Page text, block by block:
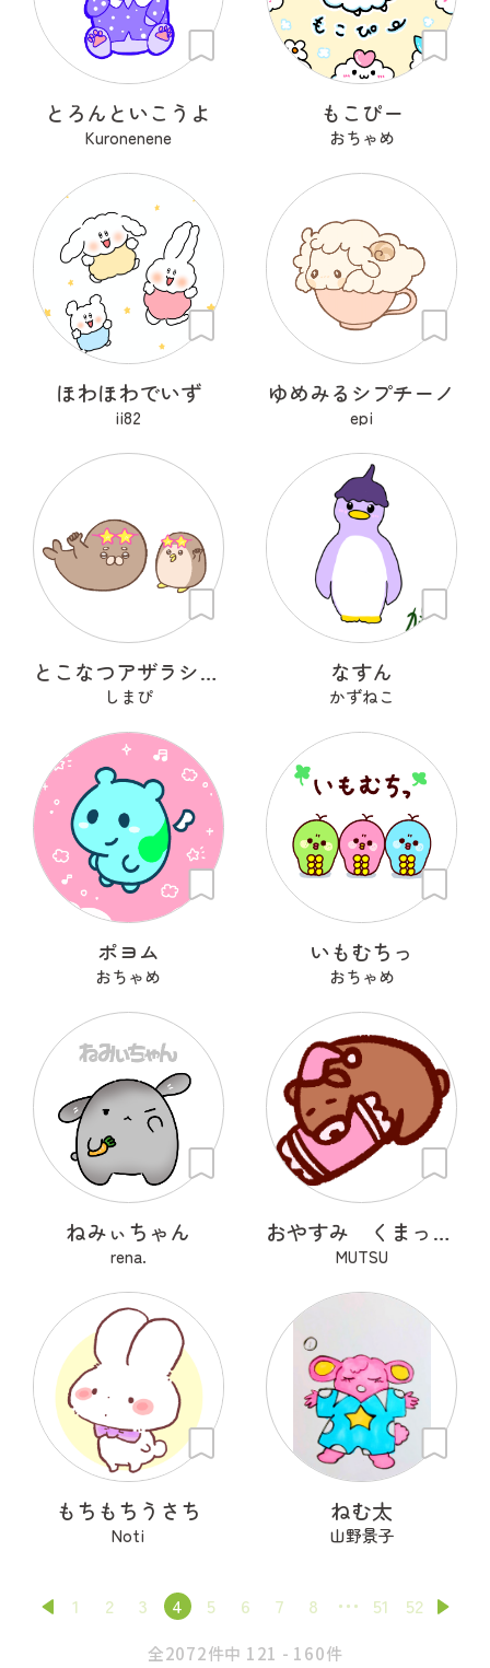
とろんといこうよ
Kuronenene
もこぴー
おちゃめ
ほわほわでいず
ii82
ゆめみるシプチーノ
epi
とこなつアザラシ＆とこなつペンギン
しまぴ
なすん
かずねこ
ポヨム
おちゃめ
いもむちっ
おちゃめ
ねみぃちゃん
rena.
おやすみ くまっくら
MUTSU
もちもちうさち
Noti
ねむ太
山野景子
1 2 3 4 5 6 7 8 51 52
全2072件中 121 - 160件